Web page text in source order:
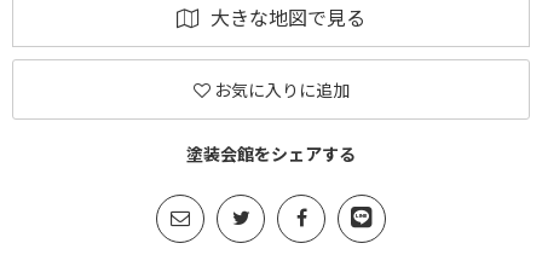
大きな地図で見る
お気に入りに追加
塗装会館をシェアする